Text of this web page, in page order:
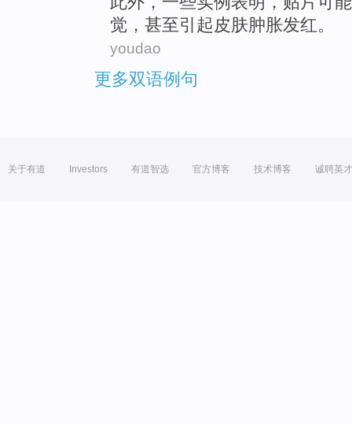
觉 ， 甚至引起皮肤肿胀发红。
youdao
更多双语例句
关于有道 Investors 有道智选 官方博客 技术博客 诚聘英才